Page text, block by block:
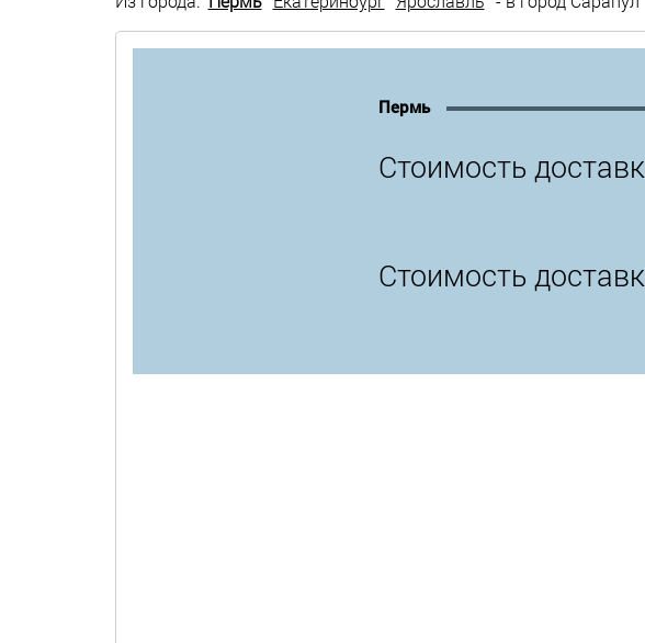
Пермь
Стоимость
Стоимость